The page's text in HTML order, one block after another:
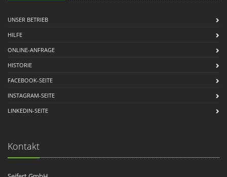
UNSER BETRIEB
HILFE
ONLINE-ANFRAGE
HISTORIE
FACEBOOK-SEITE
INSTAGRAM-SEITE
LINKEDIN-SEITE
Kontakt